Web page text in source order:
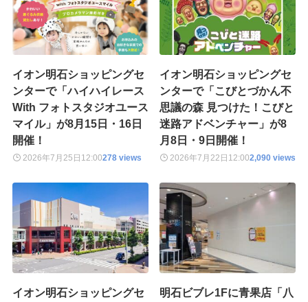
イオン明石ショッピングセ
ンターで「ハイハイレース
With フォトスタジオユース
マイル」が8月15日・16日
開催！
2026年7月25日 12:00278 views
イオン明石ショッピングセ
ンターで「こびとづかん不
思議の森 見つけた！こびと
迷路アドベンチャー」が8
月8日・9日開催！
2026年7月22日 12:002,090 views
イオン明石ショッピングセ
明石ビブレ1Fに青果店「八